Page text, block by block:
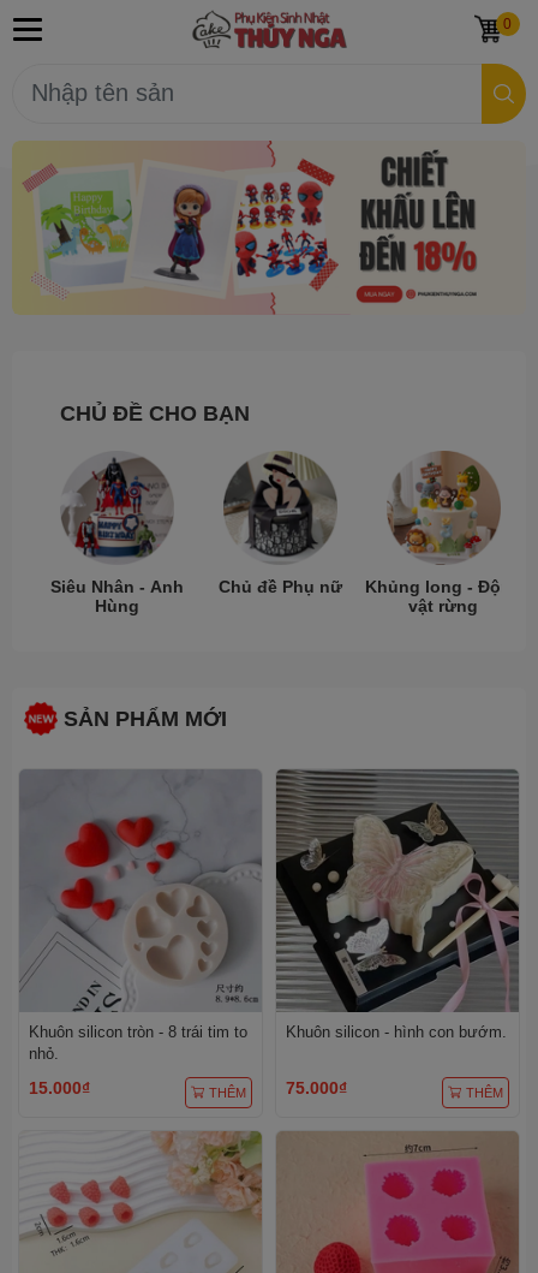
0
CHỦ ĐỀ CHO BẠN
Siêu Nhân - Anh
Hùng
Chủ đề Phụ nữ
Khủng long - Động
vật rừng
SẢN PHẨM MỚI
Khuôn silicon tròn - 8 trái tim to
nhỏ.
15.000₫ THÊM
Khuôn silicon - hình con bướm.
75.000₫ THÊM